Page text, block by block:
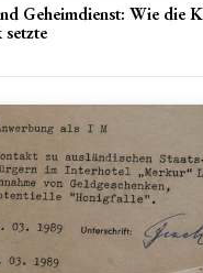
Geheimdienst: Wie die